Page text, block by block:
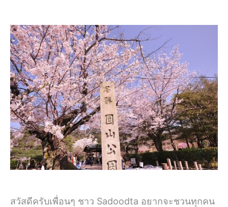
สวัสดีครับเพื่อนๆ ชาว Sadoodta อยากจะชวนทุกคน